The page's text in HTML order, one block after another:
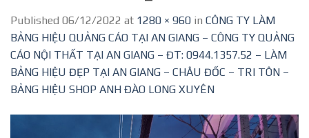
Published 06/12/2022 at 1280 × 960 in CÔNG TY LÀM
BẢNG HIỆU QUẢNG CÁO TẠI AN GIANG – CÔNG TY QUẢNG
CÁO NỘI THẤT TẠI AN GIANG – ĐT: 0944.1357.52 – LÀM
BẢNG HIỆU ĐẸP TẠI AN GIANG – CHÂU ĐỐC – TRI TÔN –
BẢNG HIỆU SHOP ANH ĐÀO LONG XUYÊN